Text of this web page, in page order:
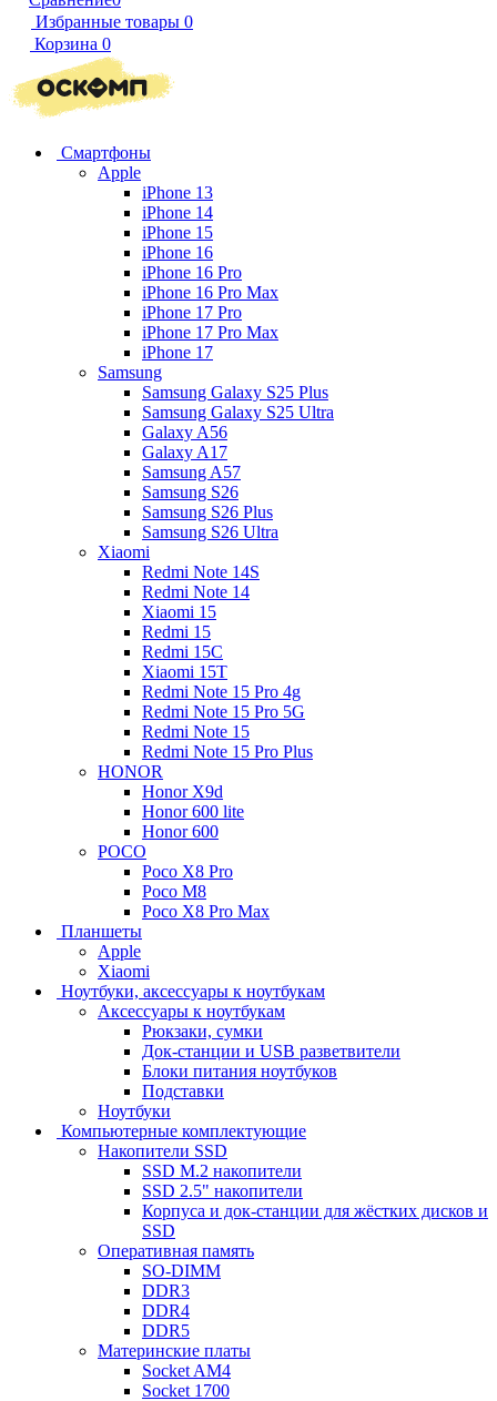
Избранные товары 0
Корзина 0
Смартфоны
Apple
iPhone 13
iPhone 14
iPhone 15
iPhone 16
iPhone 16 Pro
iPhone 16 Pro Max
iPhone 17 Pro
iPhone 17 Pro Max
iPhone 17
Samsung
Samsung Galaxy S25 Plus
Samsung Galaxy S25 Ultra
Galaxy A56
Galaxy A17
Samsung A57
Samsung S26
Samsung S26 Plus
Samsung S26 Ultra
Xiaomi
Redmi Note 14S
Redmi Note 14
Xiaomi 15
Redmi 15
Redmi 15C
Xiaomi 15T
Redmi Note 15 Pro 4g
Redmi Note 15 Pro 5G
Redmi Note 15
Redmi Note 15 Pro Plus
HONOR
Honor X9d
Honor 600 lite
Honor 600
POCO
Poco X8 Pro
Poco M8
Poco X8 Pro Max
Планшеты
Apple
Xiaomi
Ноутбуки, аксессуары к ноутбукам
Аксессуары к ноутбукам
Рюкзаки, сумки
Док-станции и USB разветвители
Блоки питания ноутбуков
Подставки
Ноутбуки
Компьютерные комплектующие
Накопители SSD
SSD M.2 накопители
SSD 2.5" накопители
Корпуса и док-станции для жёстких дисков и
SSD
Оперативная память
SO-DIMM
DDR3
DDR4
DDR5
Материнские платы
Socket AM4
Socket 1700